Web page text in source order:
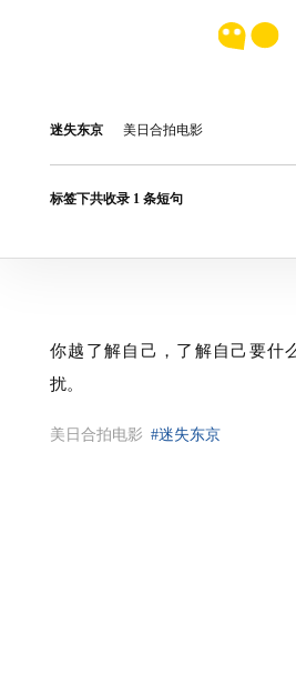
迷失东京 美日合拍电影
标签下共收录 1 条短句
你越了解自己，了解自己要什
扰。
美日合拍电影 #迷失东京